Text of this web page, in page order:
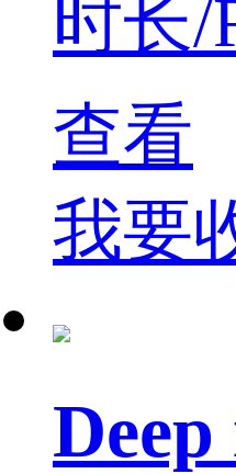
时长/
查看
我要